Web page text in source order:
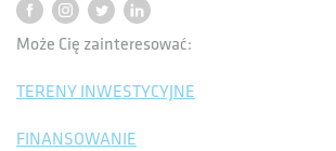
Może Cię zainteresować:
TERENY INWESTYCYJNE
FINANSOWANIE